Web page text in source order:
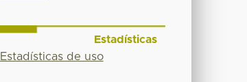
Estadísticas
Estadísticas de uso